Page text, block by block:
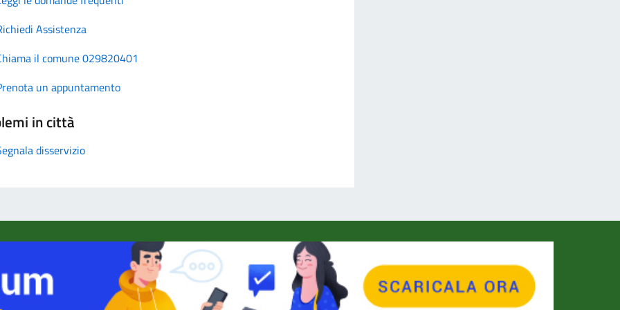
Assistenza
il comune 029820401
un appuntamento
in città
disservizio